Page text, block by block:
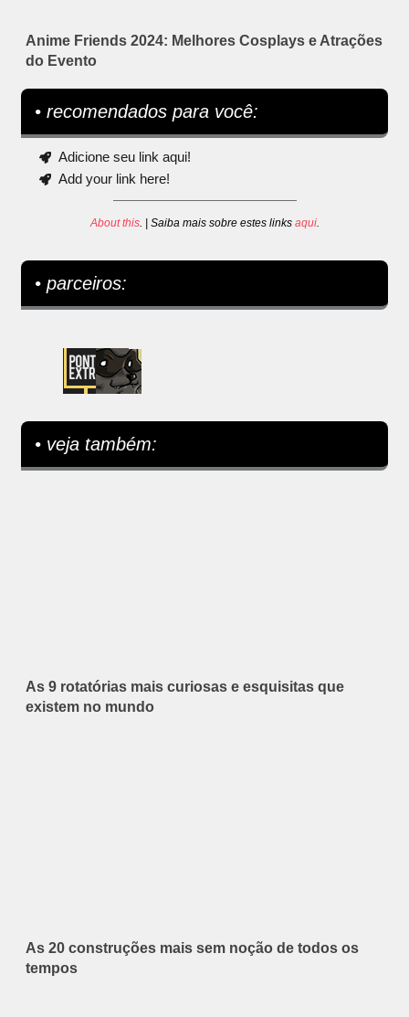
Anime Friends 2024: Melhores Cosplays e Atrações
do Evento
• recomendados para você:
Adicione seu link aqui!
Add your link here!
About this. | Saiba mais sobre estes links aqui.
• parceiros:
• veja também:
As 9 rotatórias mais curiosas e esquisitas que
existem no mundo
As 20 construções mais sem noção de todos os
tempos